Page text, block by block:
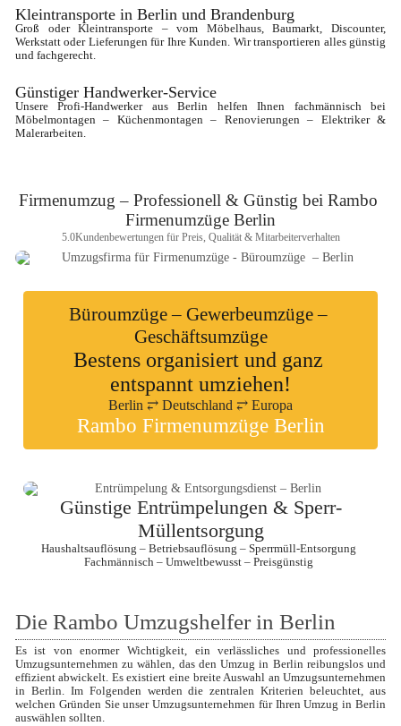
Kleintransporte in Berlin und Brandenburg
Groß oder Kleintransporte – vom Möbelhaus, Baumarkt, Discounter,
Werkstatt oder Lieferungen für Ihre Kunden. Wir transportieren alles günstig
und fachgerecht.
Günstiger Handwerker-Service
Unsere Profi-Handwerker aus Berlin helfen Ihnen fachmännisch bei
Möbelmontagen – Küchenmontagen – Renovierungen – Elektriker &
Malerarbeiten.
Firmenumzug – Professionell & Günstig bei Rambo
Firmenumzüge Berlin
5.0Kundenbewertungen für Preis, Qualität & Mitarbeiterverhalten
Büroumzüge – Gewerbeumzüge –
Geschäftsumzüge
Bestens organisiert und ganz
entspannt umziehen!
Berlin ⥂ Deutschland ⥂ Europa
Rambo Firmenumzüge Berlin
Günstige Entrümpelungen & Sperr-
Müllentsorgung
Haushaltsauflösung – Betriebsauflösung – Sperrmüll-Entsorgung
Fachmännisch – Umweltbewusst – Preisgünstig
Die Rambo Umzugshelfer in Berlin
Es ist von enormer Wichtigkeit, ein verlässliches und professionelles
Umzugsunternehmen zu wählen, das den Umzug in Berlin reibungslos und
effizient abwickelt. Es existiert eine breite Auswahl an Umzugsunternehmen
in Berlin. Im Folgenden werden die zentralen Kriterien beleuchtet, aus
welchen Gründen Sie unser Umzugsunternehmen für Ihren Umzug in Berlin
auswählen sollten.